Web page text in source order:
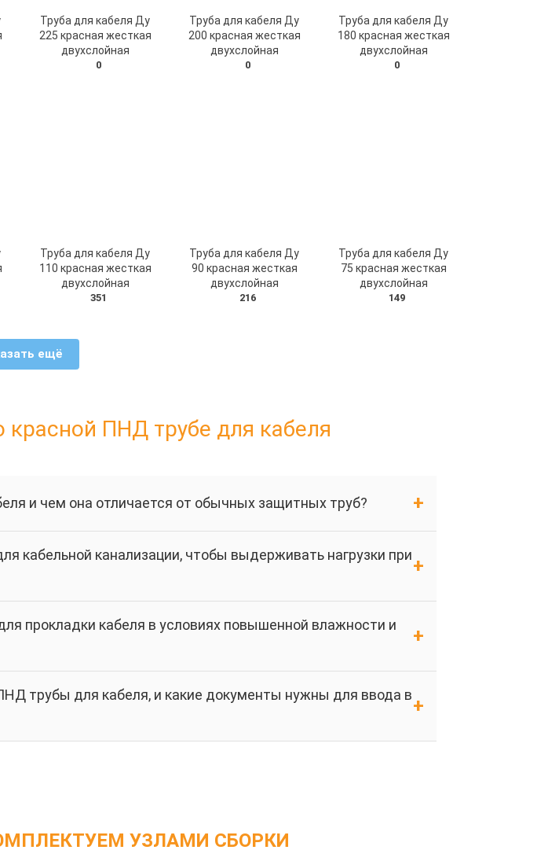
Труба для кабеля Ду
225 красная жесткая
двухслойная
0
Труба для кабеля Ду
200 красная жесткая
двухслойная
0
Труба для кабеля Ду
180 красная жесткая
двухслойная
0
Труба для кабеля Ду
110 красная жесткая
двухслойная
351
Труба для кабеля Ду
90 красная жесткая
двухслойная
216
Труба для кабеля Ду
75 красная жесткая
двухслойная
149
ещё
ПНД трубе для кабеля
и чем она отличается от обычных защитных труб?
кабельной канализации, чтобы выдерживать нагрузки при
прокладки кабеля в условиях повышенной влажности и
трубы для кабеля, и какие документы нужны для ввода в
УЗЛАМИ СБОРКИ